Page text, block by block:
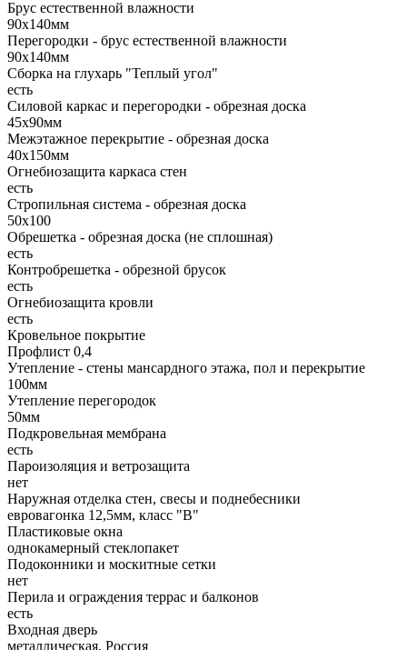
Брус естественной влажности
90х140мм
Перегородки - брус естественной влажности
90х140мм
Сборка на глухарь "Теплый угол"
есть
Силовой каркас и перегородки - обрезная доска
45х90мм
Межэтажное перекрытие - обрезная доска
40х150мм
Огнебиозащита каркаса стен
есть
Стропильная система - обрезная доска
50х100
Обрешетка - обрезная доска (не сплошная)
есть
Контробрешетка - обрезной брусок
есть
Огнебиозащита кровли
есть
Кровельное покрытие
Профлист 0,4
Утепление - стены мансардного этажа, пол и перекрытие
100мм
Утепление перегородок
50мм
Подкровельная мембрана
есть
Пароизоляция и ветрозащита
нет
Наружная отделка стен, свесы и поднебесники
евровагонка 12,5мм, класс "В"
Пластиковые окна
однокамерный стеклопакет
Подоконники и москитные сетки
нет
Перила и ограждения террас и балконов
есть
Входная дверь
металлическая, Россия